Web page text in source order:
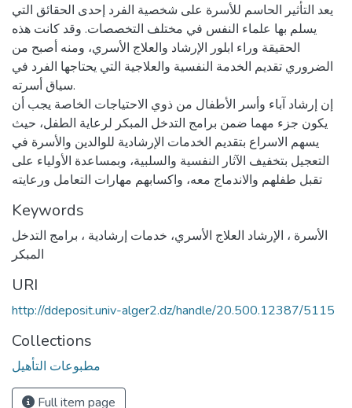
يعد التأثير الحاسم للأسرة على شخصية الفرد إحدى الحقائق التي
يسلم بها علماء النفس في مختلف التخصصات. وقد كانت هذه
الحقيقة وراء ابلور الإرشاد والعلاج الأسري، ومنه أصبح من
الضروري تقديم الخدمة النفسية والعلاجية التي يحتاجها الفرد في
سياق أسرته.
إن إرشاد آباء وأسر الأطفال من ذوي الاحتياجات الخاصة يجب أن
يكون جزء مهما ضمن برامج التدخل المبكر لرعاية الطفل، حيث
يسهم الاسراع بتقديم الخدمات الإرشادية للوالدين والأسرة في
التعجيل بتخفيف الآثار النفسية والسلبية، وبمساعدة الأولياء على
تقبل طفلهم والاندماج معه، واكسابهم مهارات التعامل ورعايته
Keywords
الأسرة ، الإرشاد العلاج الأسري، خدمات إرشادية ، برامج التدخل
المبكر
URI
http://ddeposit.univ-alger2.dz/handle/20.500.12387/5115
Collections
مطبوعات التأهيل
Full item page